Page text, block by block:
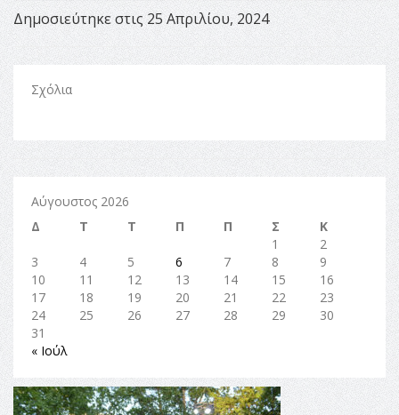
Δημοσιεύτηκε στις 25 Απριλίου, 2024
Σχόλια
Αύγουστος 2026
Δ
Τ Τ Π Π Σ
Κ
1
2
3
4 5 6 7 8
9
10
11 12 13 14 15
16
17
18 19 20 21 22
23
24
25 26 27 28 29
30
31
« Ιούλ